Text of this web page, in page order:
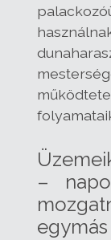
–